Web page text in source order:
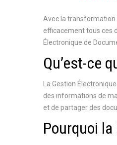
Avec la transformation
efficacement tous ces
Électronique de
Qu’est-ce
La Gestion
des informations de
et de partager des
Pourquoi